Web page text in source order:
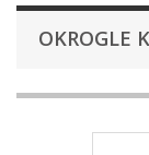
OKROGLE